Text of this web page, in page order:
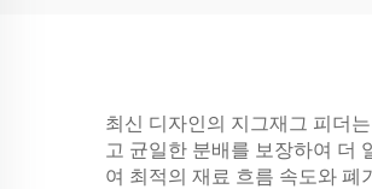
최신 디자인의 지그재그 피더
고 균일한 분배를 보장하여 더
여 최적의 재료 흐름 속도와 폐